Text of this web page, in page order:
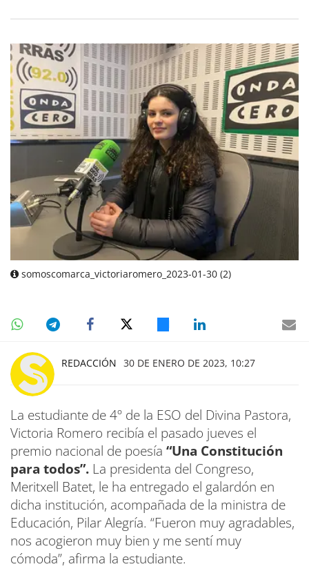
somoscomarca_victoriaromero_2023-01-30 (2)
REDACCIÓN 30 DE ENERO DE 2023, 10:27
La estudiante de 4º de la ESO del Divina Pastora,
Victoria Romero recibía el pasado jueves el
premio nacional de poesía “Una Constitución
para todos”. La presidenta del Congreso,
Meritxell Batet, le ha entregado el galardón en
dicha institución, acompañada de la ministra de
Educación, Pilar Alegría. “Fueron muy agradables,
nos acogieron muy bien y me sentí muy
cómoda”, afirma la estudiante.